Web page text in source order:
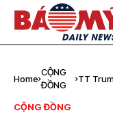
Home
CỘNG
ĐỒNG
TT
CỘNG ĐỒNG